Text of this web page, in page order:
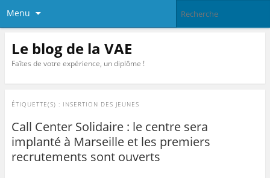
Menu
Le blog de la VAE
Faîtes de votre expérience, un diplôme !
ÉTIQUETTE(S) : INSERTION DES JEUNES
Call Center Solidaire : le centre sera
implanté à Marseille et les premiers
recrutements sont ouverts